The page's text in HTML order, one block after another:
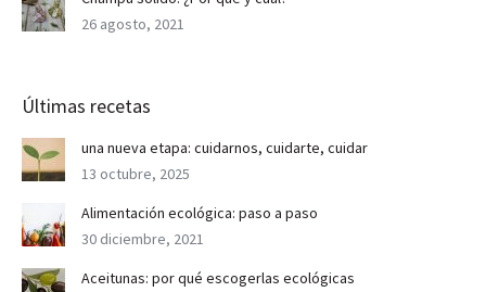
26 agosto, 2021
Últimas recetas
una nueva etapa: cuidarnos, cuidarte, cuidar
13 octubre, 2025
Alimentación ecológica: paso a paso
30 diciembre, 2021
Aceitunas: por qué escogerlas ecológicas